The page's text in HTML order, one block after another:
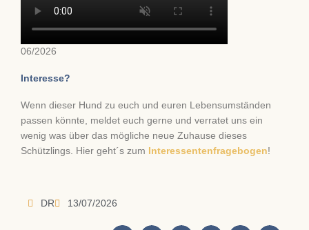
06/2026
Interesse?
Wenn dieser Hund zu euch und euren Lebensumständen
passen könnte, meldet euch gerne und verratet uns ein
wenig was über das mögliche neue Zuhause dieses
Schützlings. Hier geht´s zum
Interessentenfragebogen!
DR 13/07/2026